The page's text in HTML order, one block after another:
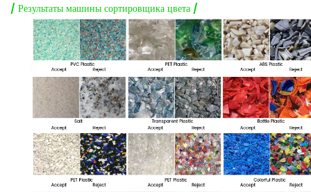
/ Результаты машины сортировщика цвета /